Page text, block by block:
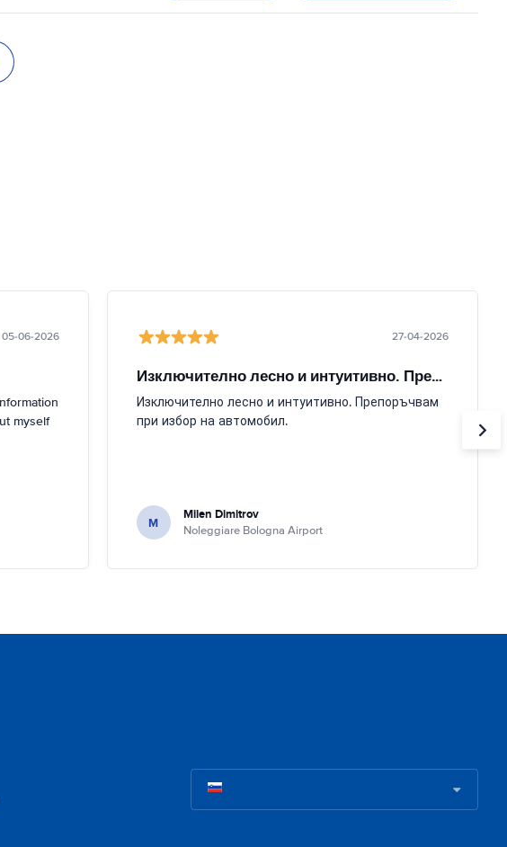
05-06-2026
myself
27-04-2026
Изключително лесно и интуитивно. Препоръчвам
Изключително лесно и интуитивно. Препоръчвам
при избор на автомобил.
M Milen Dimitrov
Noleggiare Bologna Airport